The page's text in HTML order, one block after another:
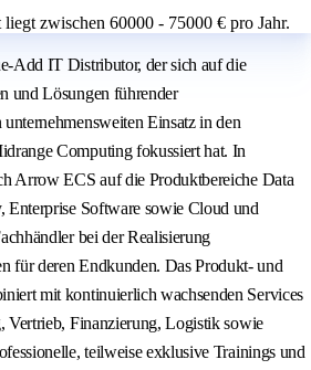
zwischen 60000 - 75000 € pro Jahr.
Add IT Distributor, der sich auf die
und Lösungen führender
Einsatz in den
Computing fokussiert hat. In
Arrow ECS auf die Produktbereiche Data
Software sowie Cloud und
bei der Realisierung
für deren Endkunden. Das Produkt- und
mit kontinuierlich wachsenden Services
Vertrieb, Finanzierung, Logistik sowie
teilweise exklusive Trainings und